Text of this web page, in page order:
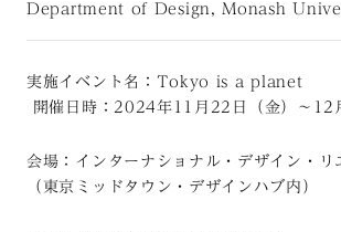
Department of Design, Monash
実施イベント名：Tokyo is a planet
開催日時：2024年11月22日（金）〜12
会場：インターナショナル・デザイン・リ
（東京ミッドタウン・デザインハブ内）